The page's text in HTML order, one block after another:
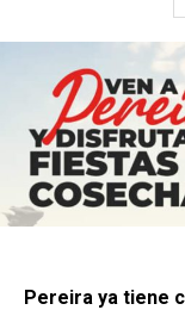
Pereira ya tiene